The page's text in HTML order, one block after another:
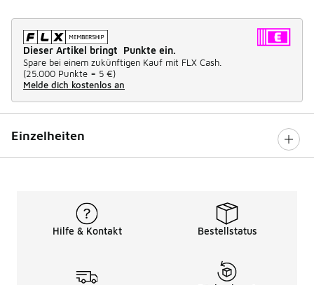
Dieser Artikel bringt Punkte ein.
Spare bei einem zukünftigen Kauf mit FLX Cash.
(25.000 Punkte = 5 €)
Melde dich kostenlos an
Einzelheiten
Hilfe & Kontakt Bestellstatus